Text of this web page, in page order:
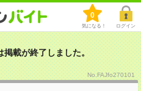
0
気になる！ ログイン
載が終了しました。
No.FAJfo270101